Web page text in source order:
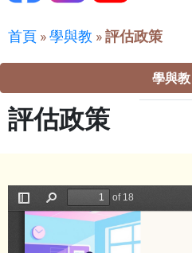
首頁 »學與教 »評估政策
學與教
評估政策